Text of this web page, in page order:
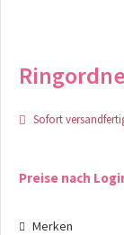
Sofort
Preise nach
Merken